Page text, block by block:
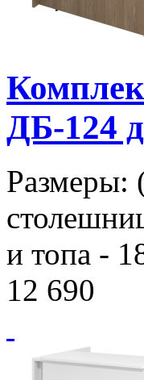
ДБ-124
и топа -
12 690